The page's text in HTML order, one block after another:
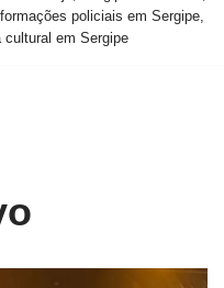
policiais em Sergipe,
cultural em Sergipe